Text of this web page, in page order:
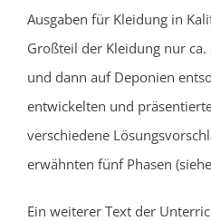
Ausgaben für Kleidung in
Großteil der Kleidung nur ca.
und dann auf Deponien
entwickelten und
verschiedene
erwähnten fünf Phasen
Ein weiterer Text der